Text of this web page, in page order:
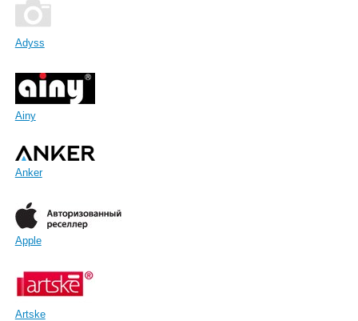
Adyss
Ainy
Anker
Apple
Artske